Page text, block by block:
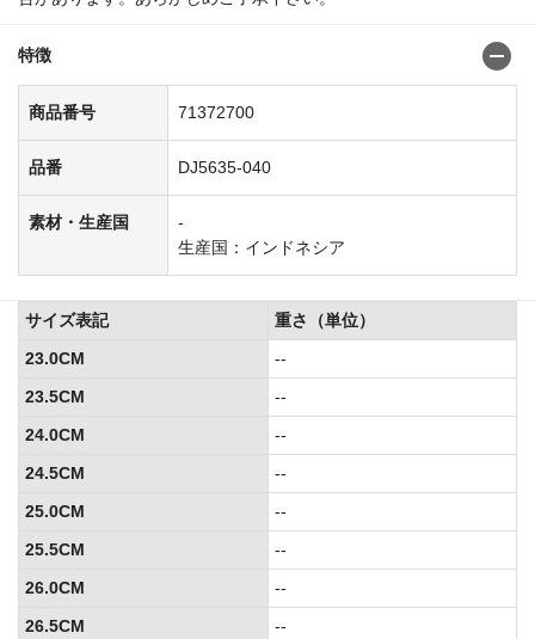
特徴
商品番号 71372700
品番 DJ5635-040
素材・生産国
-
生産国：インドネシア
サイズ表記
重さ（単位）
23.0CM
--
23.5CM
--
24.0CM
--
24.5CM
--
25.0CM
--
25.5CM
--
26.0CM
--
26.5CM
--